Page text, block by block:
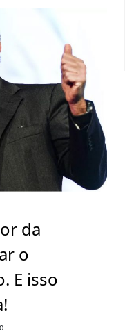
da
o
E isso